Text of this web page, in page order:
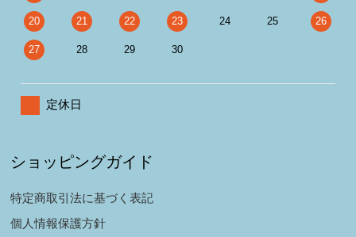
20 21 22 23 24 25 26
27 28 29 30
定休日
ショッピングガイド
特定商取引法に基づく表記
個人情報保護方針